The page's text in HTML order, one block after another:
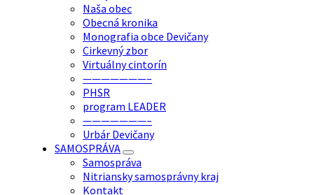
Naša obec
Obecná kronika
Monografia obce Devičany
Cirkevný zbor
Virtuálny cintorín
———————–
PHSR
program LEADER
———————–
Urbár Devičany
SAMOSPRÁVA
Samospráva
Nitriansky samosprávny kraj
Kontakt